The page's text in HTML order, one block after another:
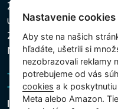
Zásady ochrany
údajov
Zásady používania
Nastavenie cookies
Intex Trading, s.r.o.
Nastavenie cookies
Aby ste na našich
hľadáte, ušetrili si
nezobrazovali reklamy
potrebujeme od vás
cookies a k
Meta alebo Amazon.